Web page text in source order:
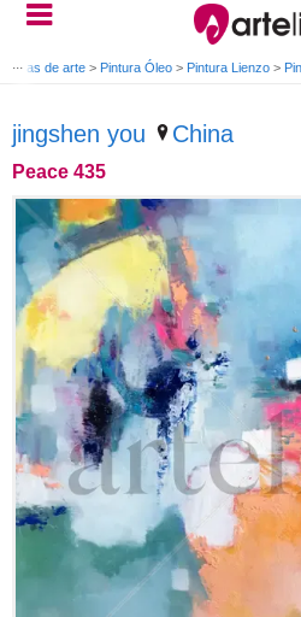
Obras de arte > Pintura Óleo > Pintura Lienzo >
jingshen you China
Peace 435